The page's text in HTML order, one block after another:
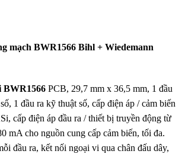
mạch BWR1566 Bihl + Wiedemann
BWR1566 PCB, 29,7 mm x 36,5 mm, 1 đầu
1 đầu ra kỹ thuật số, cấp điện áp / cảm biến
cấp điện áp đầu ra / thiết bị truyền động từ
mA cho nguồn cung cấp cảm biến, tối đa.
đầu ra, kết nối ngoại vi qua chân đấu dây,